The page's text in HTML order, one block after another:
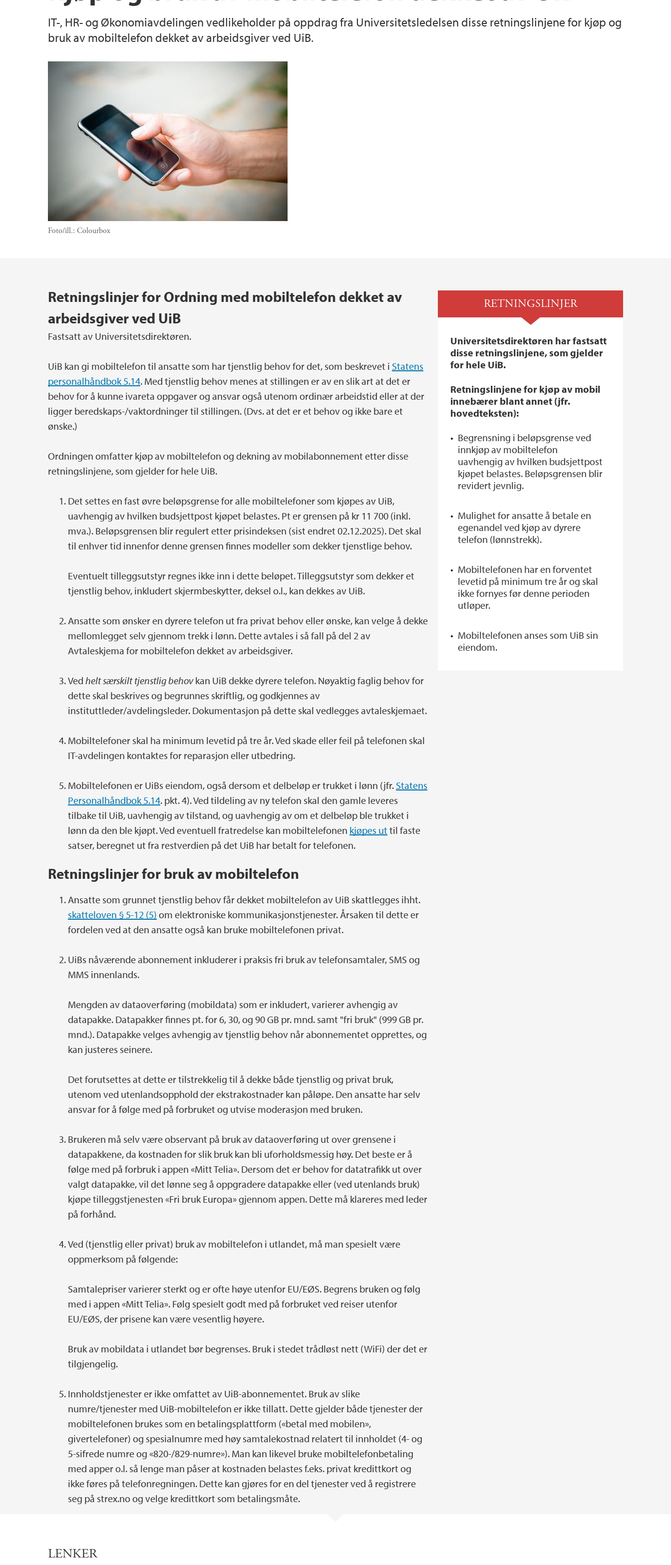
Verneombud Kompetanseopprykk
Økonomi og lønn Internasjonale ansettelser
Hospitering Betalmeg for eksterne
IT-, HR- og Økonomiavdelingen vedlikeholder på oppdrag fra Universitetsledelsen disse retningslinjene for kjøp og
bruk av mobiltelefon dekket av arbeidsgiver ved UiB.
Foto/ill.: Colourbox
HovedinnholdRetningslinjer for Ordning med mobiltelefon dekket av
arbeidsgiver ved UiB
Fastsatt av Universitetsdirektøren.
UiB kan gi mobiltelefon til ansatte som har tjenstlig behov for det, som beskrevet i Statens
personalhåndbok 5.14. Med tjenstlig behov menes at stillingen er av en slik art at det er
behov for å kunne ivareta oppgaver og ansvar også utenom ordinær arbeidstid eller at der
ligger beredskaps-/vaktordninger til stillingen. (Dvs. at det er et behov og ikke bare et
ønske.)
Ordningen omfatter kjøp av mobiltelefon og dekning av mobilabonnement etter disse
retningslinjene, som gjelder for hele UiB.
Det settes en fast øvre beløpsgrense for alle mobiltelefoner som kjøpes av UiB,
uavhengig av hvilken budsjettpost kjøpet belastes. Pt er grensen på kr 11 700 (inkl.
mva.). Beløpsgrensen blir regulert etter prisindeksen (sist endret 02.12.2025). Det skal
til enhver tid innenfor denne grensen finnes modeller som dekker tjenstlige behov.
Eventuelt tilleggsutstyr regnes ikke inn i dette beløpet. Tilleggsutstyr som dekker et
tjenstlig behov, inkludert skjermbeskytter, deksel o.l., kan dekkes av UiB.
Ansatte som ønsker en dyrere telefon ut fra privat behov eller ønske, kan velge å dekke
mellomlegget selv gjennom trekk i lønn. Dette avtales i så fall på del 2 av
Avtaleskjema for mobiltelefon dekket av arbeidsgiver.
Ved helt særskilt tjenstlig behovkan UiB dekke dyrere telefon. Nøyaktig faglig behov for
dette skal beskrives og begrunnes skriftlig, og godkjennes av
instituttleder/avdelingsleder. Dokumentasjon på dette skal vedlegges avtaleskjemaet.
Mobiltelefoner skal ha minimum levetid på tre år. Ved skade eller feil på telefonen skal
IT-avdelingen kontaktes for reparasjon eller utbedring.
Mobiltelefonen er UiBs eiendom, også dersom et delbeløp er trukket i lønn (jfr. Statens
Personalhåndbok 5.14. pkt. 4). Ved tildeling av ny telefon skal den gamle leveres
tilbake til UiB, uavhengig av tilstand, og uavhengig av om et delbeløp ble trukket i
lønn da den ble kjøpt. Ved eventuell fratredelse kan mobiltelefonen kjøpes ut til faste
satser, beregnet ut fra restverdien på det UiB har betalt for telefonen.
Retningslinjer for bruk av mobiltelefon
Ansatte som grunnet tjenstlig behov får dekket mobiltelefon av UiB skattlegges ihht.
skatteloven § 5-12 (5) om elektroniske kommunikasjonstjenester. Årsaken til dette er
fordelen ved at den ansatte også kan bruke mobiltelefonen privat.
UiBs nåværende abonnement inkluderer i praksis fri bruk av telefonsamtaler, SMS og
MMS innenlands.
Mengden av dataoverføring (mobildata) som er inkludert, varierer avhengig av
datapakke. Datapakker finnes pt. for 6, 30, og 90 GB pr. mnd. samt "fri bruk" (999 GB pr.
mnd.). Datapakke velges avhengig av tjenstlig behov når abonnementet opprettes, og
kan justeres seinere.
Det forutsettes at dette er tilstrekkelig til å dekke både tjenstlig og privat bruk,
utenom ved utenlandsopphold der ekstrakostnader kan påløpe. Den ansatte har selv
ansvar for å følge med på forbruket og utvise moderasjon med bruken.
Brukeren må selv være observant på bruk av dataoverføring ut over grensene i
datapakkene, da kostnaden for slik bruk kan bli uforholdsmessig høy. Det beste er å
følge med på forbruk i appen «Mitt Telia». Dersom det er behov for datatrafikk ut over
valgt datapakke, vil det lønne seg å oppgradere datapakke eller (ved utenlands bruk)
kjøpe tilleggstjenesten «Fri bruk Europa» gjennom appen. Dette må klareres med leder
på forhånd.
Ved (tjenstlig eller privat) bruk av mobiltelefon i utlandet, må man spesielt være
oppmerksom på følgende:
Samtalepriser varierer sterkt og er ofte høye utenfor EU/EØS. Begrens bruken og følg
med i appen «Mitt Telia». Følg spesielt godt med på forbruket ved reiser utenfor
EU/EØS, der prisene kan være vesentlig høyere.
Bruk av mobildata i utlandet bør begrenses. Bruk i stedet trådløst nett (WiFi) der det er
tilgjengelig.
Innholdstjenester er ikke omfattet av UiB-abonnementet. Bruk av slike
numre/tjenester med UiB-mobiltelefon er ikke tillatt. Dette gjelder både tjenester der
mobiltelefonen brukes som en betalingsplattform («betal med mobilen»,
givertelefoner) og spesialnumre med høy samtalekostnad relatert til innholdet (4- og
5-sifrede numre og «820-/829-numre»). Man kan likevel bruke mobiltelefonbetaling
med apper o.l. så lenge man påser at kostnaden belastes f.eks. privat kredittkort og
ikke føres på telefonregningen. Dette kan gjøres for en del tjenester ved å registrere
seg på strex.no og velge kredittkort som betalingsmåte.
RETNINGSLINJER
Universitetsdirektøren har fastsatt
disse retningslinjene, som gjelder
for hele UiB.
Retningslinjene for kjøp av mobil
innebærer blant annet (jfr.
hovedteksten):
Begrensning i beløpsgrense ved
innkjøp av mobiltelefon
uavhengig av hvilken budsjettpost
kjøpet belastes. Beløpsgrensen blir
revidert jevnlig.
Mulighet for ansatte å betale en
egenandel ved kjøp av dyrere
telefon (lønnstrekk).
Mobiltelefonen har en forventet
levetid på minimum tre år og skal
ikke fornyes før denne perioden
utløper.
Mobiltelefonen anses som UiB sin
eiendom.
LENKER